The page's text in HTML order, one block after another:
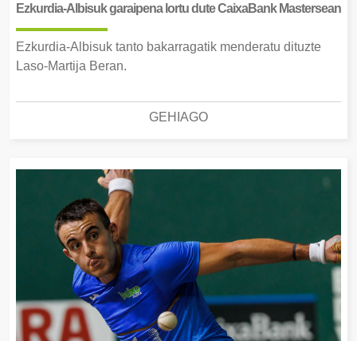
Ezkurdia-Albisuk garaipena lortu dute CaixaBank Mastersean
Ezkurdia-Albisuk tanto bakarragatik menderatu dituzte
Laso-Martija Beran.
GEHIAGO